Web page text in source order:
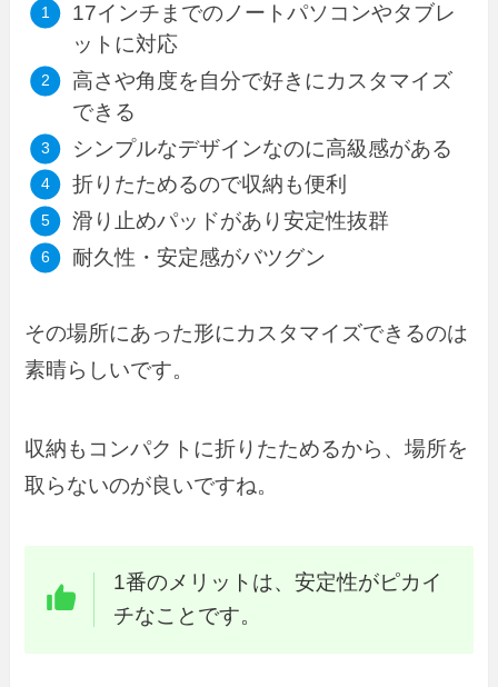
17インチまでのノートパソコンやタブレ
ットに対応
高さや角度を自分で好きにカスタマイズ
できる
シンプルなデザインなのに高級感がある
折りたためるので収納も便利
滑り止めパッドがあり安定性抜群
耐久性・安定感がバツグン
その場所にあった形にカスタマイズできるのは
素晴らしいです。
収納もコンパクトに折りたためるから、場所を
取らないのが良いですね。
1番のメリットは、安定性がピカイ
チなことです。